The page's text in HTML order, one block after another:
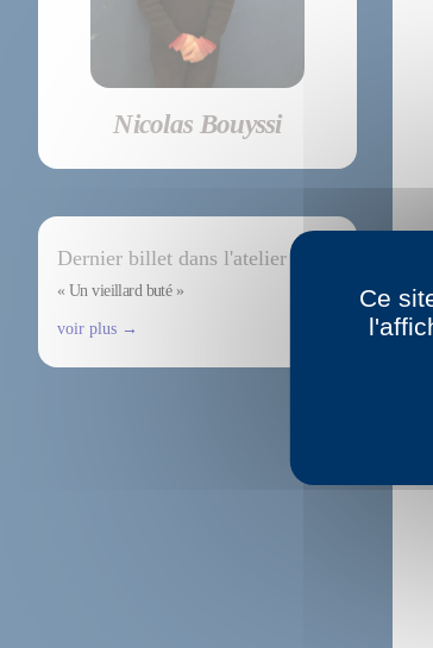
Nicolas Bouyssi
Dernier billet dans l'atelier
« Un vieillard buté »
voir plus →
Ce